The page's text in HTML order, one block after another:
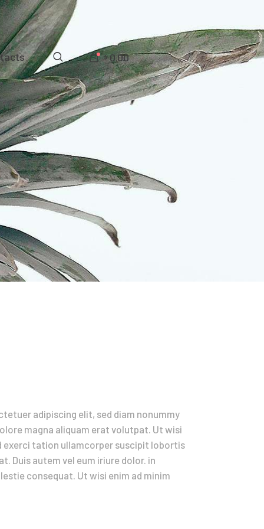
$ 0.00
adipiscing elit, sed diam nonummy
magna aliquam erat volutpat. Ut wisi
exerci tation ullamcorper suscipit lobortis
Duis autem vel eum iriure dolor. in
consequat. Ut wisi enim ad minim